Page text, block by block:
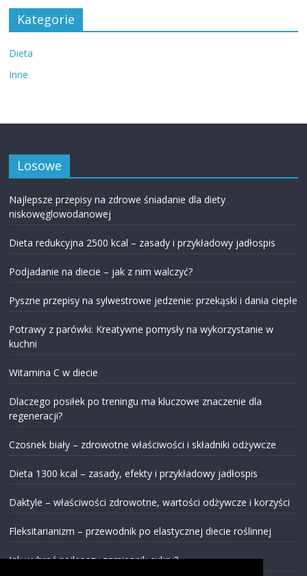
Kategorie
Dieta
Inne
Losowe
Najlepsze przepisy na zdrowe śniadanie dla diety
niskowęglowodanowej
Dieta redukcyjna 2500 kcal – zasady i przykładowy jadłospis
Podjadanie na diecie – jak z nim walczyć?
Pyszne przepisy na sylwestrowe jedzenie: przekąski i dania ciepłe
Potrawy z parówki: Kreatywne pomysły na wykorzystanie w
kuchni
Witamina C w diecie
Dlaczego posiłek po treningu ma kluczowe znaczenie dla
regeneracji?
Czosnek biały – zdrowotne właściwości i składniki odżywcze
Dieta 1300 kcal – zasady, efekty i przykładowy jadłospis
Daktyle – właściwości zdrowotne, wartości odżywcze i korzyści
Fleksitarianizm – przewodnik po elastycznej diecie roślinnej
Jak wybrać najlepszy zamiennik cukru?